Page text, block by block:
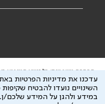
הבהרה משפטית: כל נושא המופיע
ייעוץ רפואי או משפטי. אין הר"י
ידוע לי שהר"י אוספת ושומרת מידע
עדכנו את מדיניות הפרטיות
השינויים נועדו להבטיח
במידע ולהגן על המידע שלכם/ן.